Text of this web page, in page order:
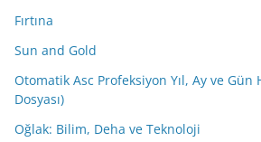
Fırtına
Sun and Gold
Otomatik Asc Profeksiyon Yıl, Ay ve Gün
Dosyası)
Oğlak: Bilim, Deha ve Teknoloji